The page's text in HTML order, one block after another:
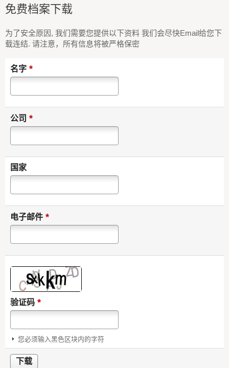
免费档案下载
为了安全原因, 我们需要您提供以下资料 我们会尽快Email给您下
载连结. 请注意，所有信息将被严格保密
名字 *
公司 *
国家
电子邮件 *
验证码 *
您必须输入黑色区块内的字符